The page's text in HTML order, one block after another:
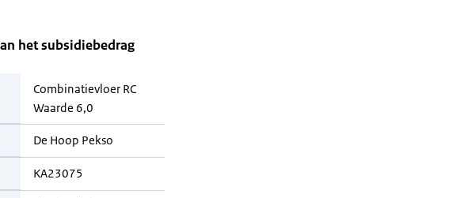
het subsidiebedrag
Combinatievloer RC
Waarde 6,0
De Hoop Pekso
KA23075